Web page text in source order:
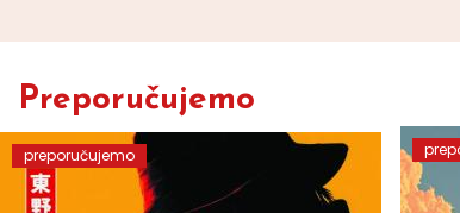
Preporučujemo
preporučujemo